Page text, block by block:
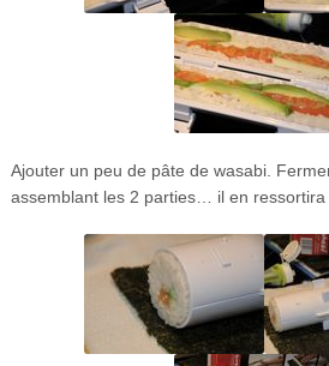
Ajouter un peu de pâte de wasabi.
assemblant les 2 parties… il en